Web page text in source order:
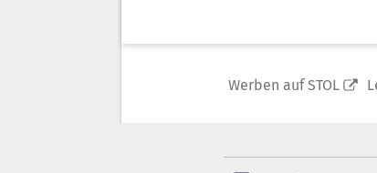
Werben auf STOL